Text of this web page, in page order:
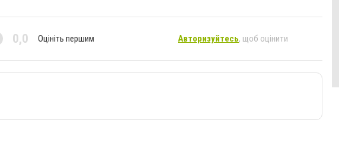
0,0 Оцініть першим Авторизуйтесь, щоб оцінити